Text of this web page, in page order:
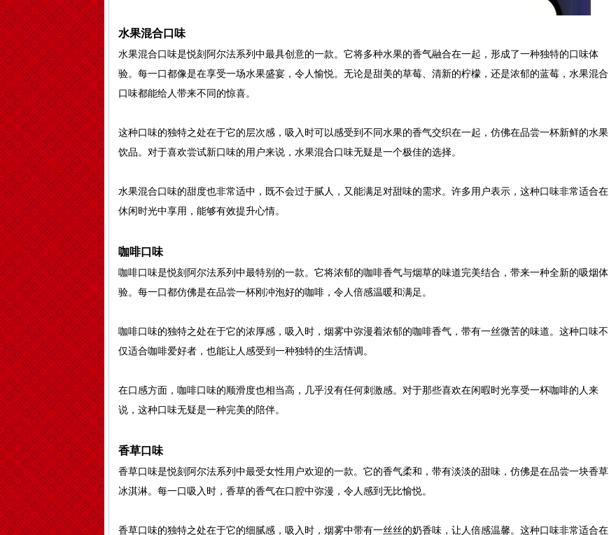
水果混合口味
水果混合口味是悦刻阿尔法系列中最具创意的一款。它将多种水果的香气融合在一起，形成了一种独特的口味体
验。每一口都像是在享受一场水果盛宴，令人愉悦。无论是甜美的草莓、清新的柠檬，还是浓郁的蓝莓，水果混合
口味都能给人带来不同的惊喜。
这种口味的独特之处在于它的层次感，吸入时可以感受到不同水果的香气交织在一起，仿佛在品尝一杯新鲜的水果
饮品。对于喜欢尝试新口味的用户来说，水果混合口味无疑是一个极佳的选择。
水果混合口味的甜度也非常适中，既不会过于腻人，又能满足对甜味的需求。许多用户表示，这种口味非常适合在
休闲时光中享用，能够有效提升心情。
咖啡口味
咖啡口味是悦刻阿尔法系列中最特别的一款。它将浓郁的咖啡香气与烟草的味道完美结合，带来一种全新的吸烟体
验。每一口都仿佛是在品尝一杯刚冲泡好的咖啡，令人倍感温暖和满足。
咖啡口味的独特之处在于它的浓厚感，吸入时，烟雾中弥漫着浓郁的咖啡香气，带有一丝微苦的味道。这种口味不
仅适合咖啡爱好者，也能让人感受到一种独特的生活情调。
在口感方面，咖啡口味的顺滑度也相当高，几乎没有任何刺激感。对于那些喜欢在闲暇时光享受一杯咖啡的人来
说，这种口味无疑是一种完美的陪伴。
香草口味
香草口味是悦刻阿尔法系列中最受女性用户欢迎的一款。它的香气柔和，带有淡淡的甜味，仿佛是在品尝一块香草
冰淇淋。每一口吸入时，香草的香气在口腔中弥漫，令人感到无比愉悦。
香草口味的独特之处在于它的细腻感，吸入时，烟雾中带有一丝丝的奶香味，让人倍感温馨。这种口味非常适合在